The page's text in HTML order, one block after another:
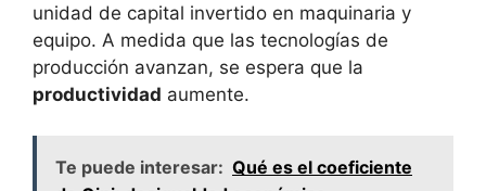
unidad de capital invertido en maquinaria y
equipo. A medida que las tecnologías de
producción avanzan, se espera que la
productividad aumente.
Te puede interesar: Qué es el coeficiente